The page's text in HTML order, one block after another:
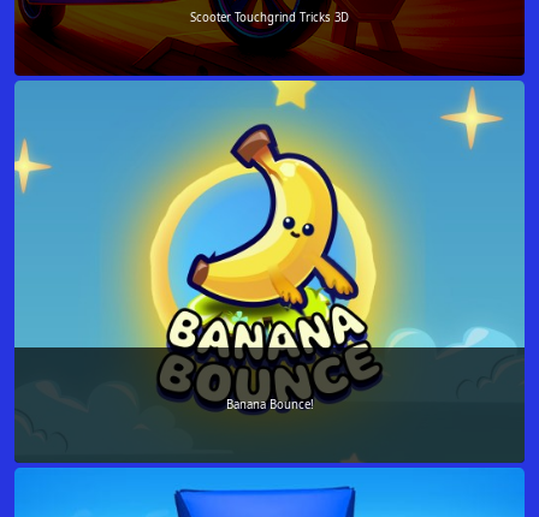
Scooter Touchgrind Tricks 3D
Banana Bounce!